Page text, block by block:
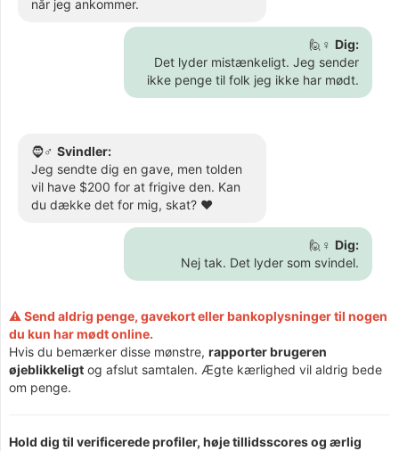
når jeg ankommer.
🙋♀️ Dig:
Det lyder mistænkeligt. Jeg sender
ikke penge til folk jeg ikke har mødt.
🧔♂️ Svindler:
Jeg sendte dig en gave, men tolden
vil have $200 for at frigive den. Kan
du dække det for mig, skat? ❤️
🙋♀️ Dig:
Nej tak. Det lyder som svindel.
⚠️ Send aldrig penge, gavekort eller bankoplysninger til nogen
du kun har mødt online.
Hvis du bemærker disse mønstre, rapporter brugeren
øjeblikkeligt og afslut samtalen. Ægte kærlighed vil aldrig bede
om penge.
Hold dig til verificerede profiler, høje tillidsscores og ærlig